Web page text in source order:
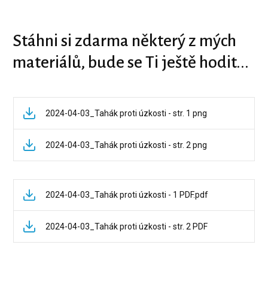
Stáhni si zdarma některý z mých
materiálů, bude se Ti ještě hodit...
2024-04-03_Tahák proti úzkosti - str. 1 png
2024-04-03_Tahák proti úzkosti - str. 2 png
2024-04-03_Tahák proti úzkosti - 1 PDF.pdf
2024-04-03_Tahák proti úzkosti - str. 2 PDF